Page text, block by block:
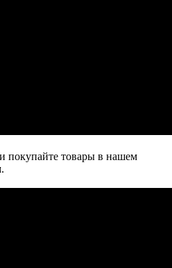
покупайте товары в нашем